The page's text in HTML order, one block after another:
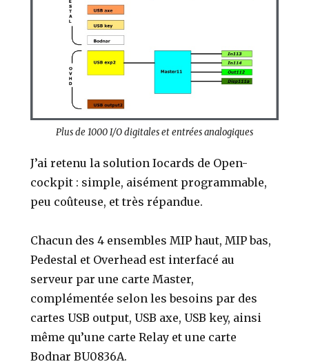
Plus de 1000 I/O digitales et entrées analogiques
J’ai retenu la solution Iocards de Open-
cockpit : simple, aisément programmable,
peu coûteuse, et très répandue.
Chacun des 4 ensembles MIP haut, MIP bas,
Pedestal et Overhead est interfacé au
serveur par une carte Master,
complémentée selon les besoins par des
cartes USB output, USB axe, USB key, ainsi
même qu’une carte Relay et une carte
Bodnar BU0836A.